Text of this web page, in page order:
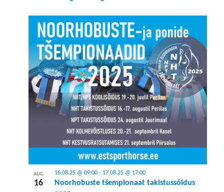
AUG
16
Noorhobuste tšempionaat takistussõidus
16.08.25 @ 09:00 - 17.08.25 @ 17:00